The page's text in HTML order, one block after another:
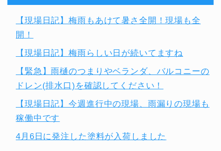
【現場日記】梅雨もあけて暑さ全開！現場も全
開！
【現場日記】梅雨らしい日が続いてますね
【緊急】雨樋のつまりやベランダ、バルコニーの
ドレン(排水口)を確認してください！
【現場日記】今週進行中の現場、雨漏りの現場も
稼働中です
4月6日に発注した塗料が入荷しました